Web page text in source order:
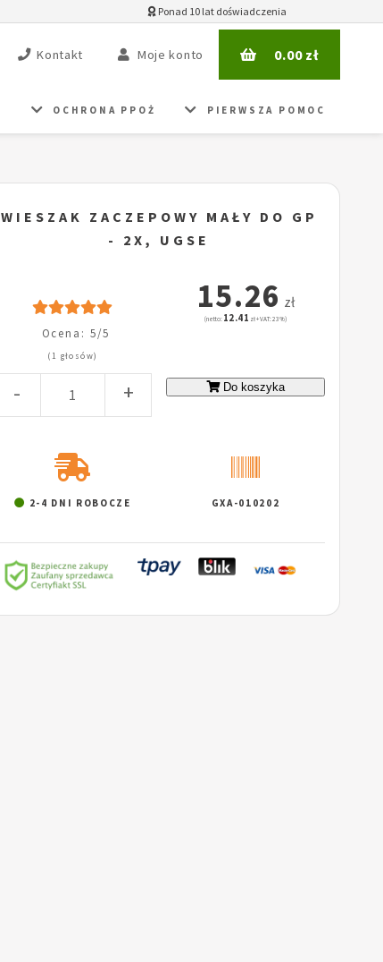
Ponad 10 lat doświadczenia
Kontakt Moje konto 0.00zł
OCHRONA PPOŻ PIERWSZA POMOC
WIESZAK ZACZEPOWY MAŁY DO GP
- 2X, UGSE
Ocena: 5/5
(1 głosów)
15.26 zł
(netto: 12.41 zł + VAT: 23%)
- + Do koszyka
2-4 DNI ROBOCZE GXA-010202